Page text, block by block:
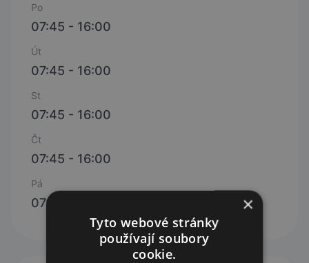
Po
07:45 - 16:00
Út
07:45 - 16:00
St
07:45 - 16:00
Čt
07:45 - 16:00
Pá
07:45 - 14:00 ×
Tyto webové stránky
používají soubory
cookie.